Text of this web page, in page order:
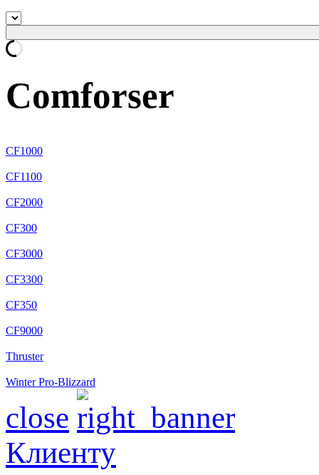
Comforser
CF1000
CF1100
CF2000
CF300
CF3000
CF3300
CF350
CF9000
Thruster
Winter Pro-Blizzard
close
Клиенту